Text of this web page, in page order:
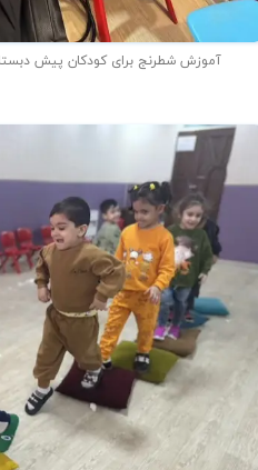
آموزش شطرنج برای کودکان پیش